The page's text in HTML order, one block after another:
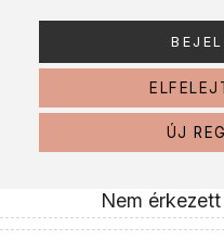
ÚJ
Nem